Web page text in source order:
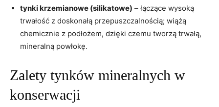
tynki krzemianowe (silikatowe) – łączące wysoką
trwałość z doskonałą przepuszczalnością; wiążą
chemicznie z podłożem, dzięki czemu tworzą trwałą,
mineralną powłokę.
Zalety tynków mineralnych w
konserwacji